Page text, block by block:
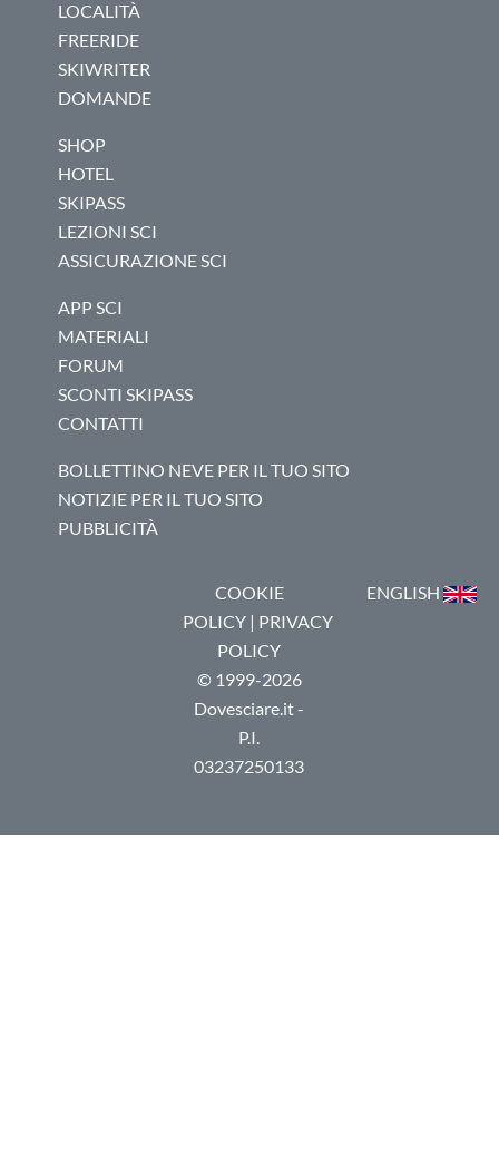
LOCALITÀ
FREERIDE
SKIWRITER
DOMANDE
SHOP
HOTEL
SKIPASS
LEZIONI SCI
ASSICURAZIONE SCI
APP SCI
MATERIALI
FORUM
SCONTI SKIPASS
CONTATTI
BOLLETTINO NEVE PER IL TUO SITO
NOTIZIE PER IL TUO SITO
PUBBLICITÀ
COOKIE
POLICY| PRIVACY
POLICY
© 1999-2026
Dovesciare.it -
P.I.
03237250133
ENGLISH